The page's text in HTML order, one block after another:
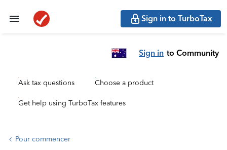
Sign in to TurboTax
Sign in to Community
Ask tax questions Choose a product
Get help using TurboTax features
Pour commencer